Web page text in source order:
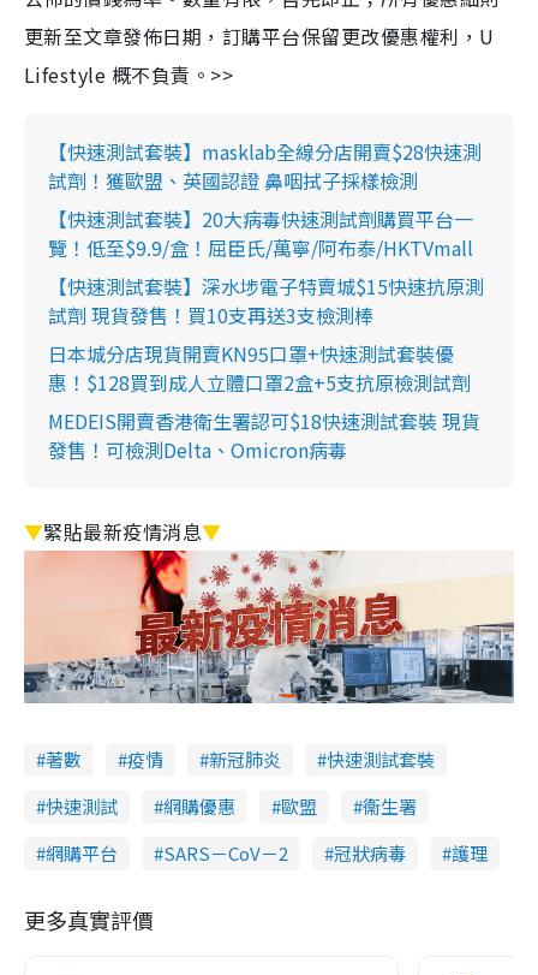
更新至文章發佈日期，訂購平台保留更改優惠權利，U
Lifestyle 概不負責。>>
【快速測試套裝】masklab全線分店開賣$28快速測
試劑！獲歐盟、英國認證 鼻咽拭子採樣檢測
【快速測試套裝】20大病毒快速測試劑購買平台一
覽！低至$9.9/盒！屈臣氏/萬寧/阿布泰/HKTVmall
【快速測試套裝】深水埗電子特賣城$15快速抗原測
試劑 現貨發售！買10支再送3支檢測棒
日本城分店現貨開賣KN95口罩+快速測試套裝優
惠！$128買到成人立體口罩2盒+5支抗原檢測試劑
MEDEIS開賣香港衛生署認可$18快速測試套裝 現貨
發售！可檢測Delta、Omicron病毒
▼緊貼最新疫情消息▼
著數 疫情 新冠肺炎
快速測試套裝
快速測試
網購優惠 歐盟
衞生署
網購平台
SARS－CoV－2 冠狀病毒 護理
更多真實評價